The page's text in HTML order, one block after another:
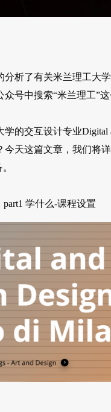
析了有关米兰理工大
号中搜索“米兰理工”
的交互设计专业Digital
天这篇文章，我们将
part1 学什么-课程设置